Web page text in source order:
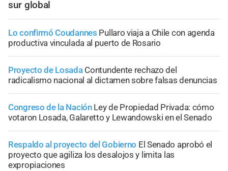
sur global
Lo confirmó Coudannes Pullaro viaja a Chile con agenda
productiva vinculada al puerto de Rosario
Proyecto de Losada Contundente rechazo del
radicalismo nacional al dictamen sobre falsas denuncias
Congreso de la Nación Ley de Propiedad Privada: cómo
votaron Losada, Galaretto y Lewandowski en el Senado
Respaldo al proyecto del Gobierno El Senado aprobó el
proyecto que agiliza los desalojos y limita las
expropiaciones